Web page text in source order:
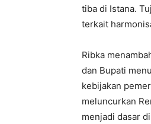
tiba di Istana.
terkait
Ribka
dan Bupati
kebijakan
meluncurkan
menjadi dasar